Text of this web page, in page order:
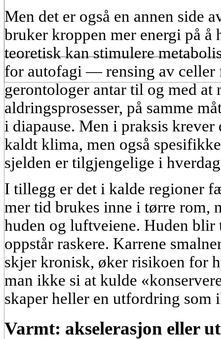
Men det er også en annen side
bruker kroppen mer energi på å
teoretisk kan stimulere
for autofagi — rensing av celler
gerontologer antar til og med
aldringsprosesser, på samme
i diapause. Men i praksis
kaldt klima, men også
sjelden er tilgjengelige i
I tillegg er det i kalde regioner
mer tid brukes inne i tørre rom,
huden og luftveiene. Huden
oppstår raskere. Karrene
skjer kronisk, øker risikoen for
man ikke si at kulde
skaper heller en utfordring som
Varmt: akselerasjon eller